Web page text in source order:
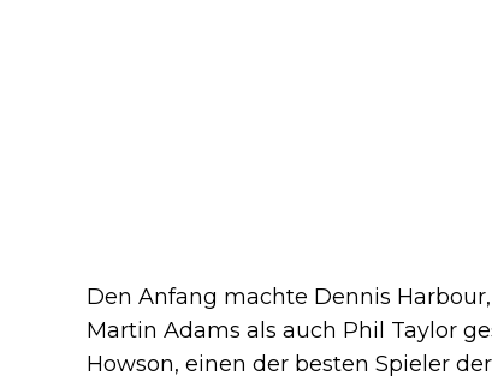
Den Anfang machte Dennis
Martin Adams als auch Phil Taylor
Howson, einen der besten Spieler